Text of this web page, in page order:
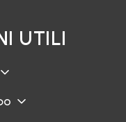
UTILI